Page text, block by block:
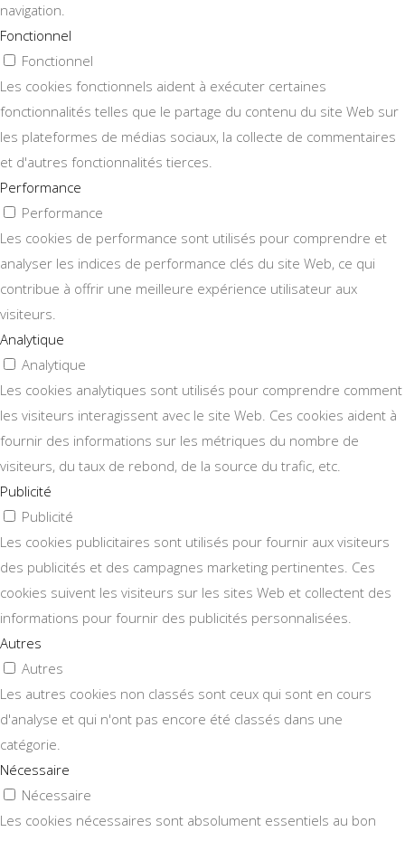
navigation.
Fonctionnel
Fonctionnel
Les cookies fonctionnels aident à exécuter certaines
fonctionnalités telles que le partage du contenu du site Web sur
les plateformes de médias sociaux, la collecte de commentaires
et d'autres fonctionnalités tierces.
Performance
Performance
Les cookies de performance sont utilisés pour comprendre et
analyser les indices de performance clés du site Web, ce qui
contribue à offrir une meilleure expérience utilisateur aux
visiteurs.
Analytique
Analytique
Les cookies analytiques sont utilisés pour comprendre comment
les visiteurs interagissent avec le site Web. Ces cookies aident à
fournir des informations sur les métriques du nombre de
visiteurs, du taux de rebond, de la source du trafic, etc.
Publicité
Publicité
Les cookies publicitaires sont utilisés pour fournir aux visiteurs
des publicités et des campagnes marketing pertinentes. Ces
cookies suivent les visiteurs sur les sites Web et collectent des
informations pour fournir des publicités personnalisées.
Autres
Autres
Les autres cookies non classés sont ceux qui sont en cours
d'analyse et qui n'ont pas encore été classés dans une
catégorie.
Nécessaire
Nécessaire
Les cookies nécessaires sont absolument essentiels au bon